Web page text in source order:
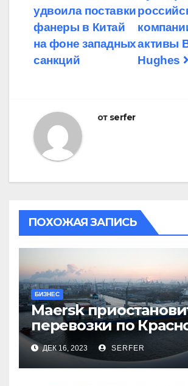
по
записям
активы
Hughes
удвоила поставки
фанеры в Китай
на фоне западных
санкций
от serfer
ПОХОЖАЯ ЗАПИСЬ
БИЗНЕС
Maersk
перевозки по
морю после атак
ДЕК 16, 2023 SERFER